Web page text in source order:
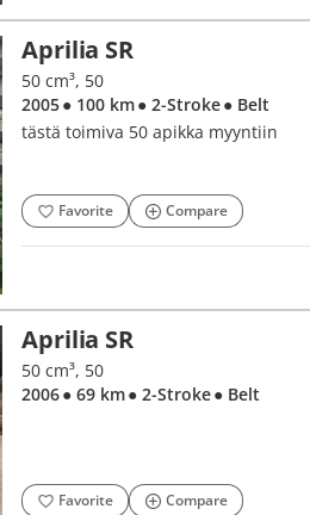
Aprilia SR
50 cm³, 50
2005● 100 km● 2-Stroke● Belt
tästä toimiva 50 apikka myyntiin
Favorite Compare
Aprilia SR
50 cm³, 50
2006● 69 km● 2-Stroke● Belt
Favorite Compare